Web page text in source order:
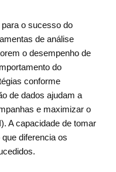
o sucesso do
de análise
o desempenho de
do
conforme
de dados ajudam a
e maximizar o
A capacidade de tomar
diferencia os